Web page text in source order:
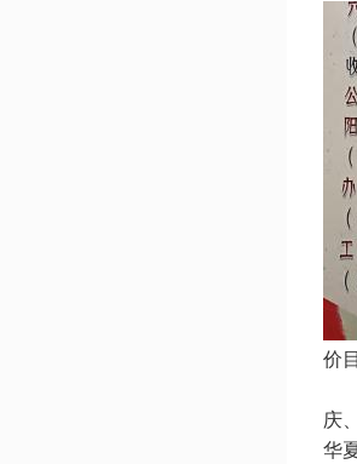
价
庆
华